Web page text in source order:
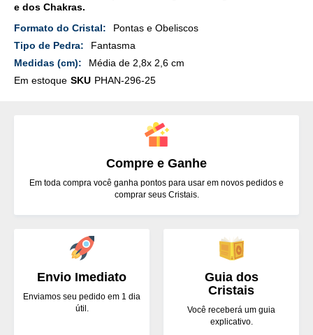
e dos Chakras.
Mais
Detalhes
Pontas e Obeliscos
Fantasma
Média de 2,8x 2,6 cm
Em estoque SKU PHAN-296-25
Envio Imediato
Enviamos seu pedido em 1 dia
útil.
Compre e Ganhe
Em toda compra você ganha pontos para usar em novos pedidos e
comprar seus Cristais.
Guia dos
Cristais
Você receberá um guia
explicativo.